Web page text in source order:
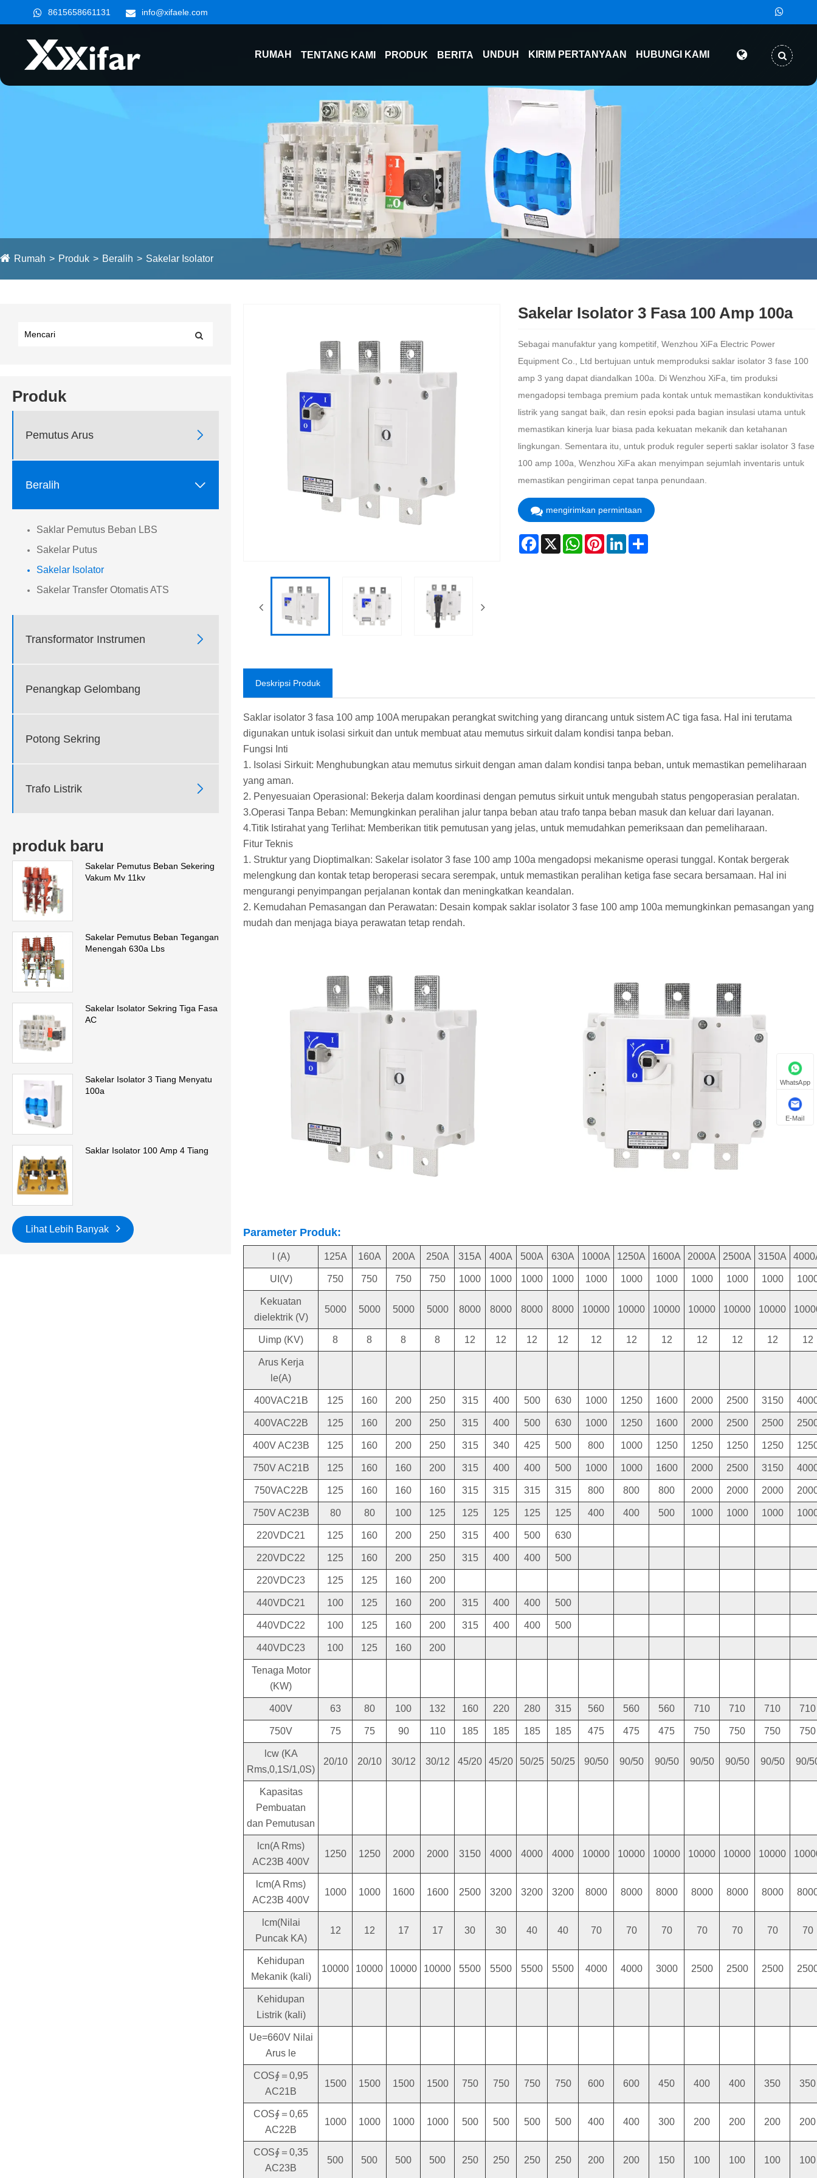
8615658661131 info@xifaele.com
RUMAH TENTANG KAMI PRODUK BERITA UNDUH KIRIM PERTANYAAN HUBUNGI KAMI
Rumah Produk Beralih Sakelar Isolator
Produk
Pemutus Arus 
Beralih 
Saklar Pemutus Beban LBS
Sakelar Putus
Sakelar Isolator
Sakelar Transfer Otomatis ATS
Transformator Instrumen 
Penangkap Gelombang
Potong Sekring
Trafo Listrik 
produk baru
Sakelar Pemutus Beban Sekering
Vakum Mv 11kv
Sakelar Pemutus Beban Tegangan
Menengah 630a Lbs
Sakelar Isolator Sekring Tiga Fasa
AC
Sakelar Isolator 3 Tiang Menyatu
100a
Saklar Isolator 100 Amp 4 Tiang
Lihat Lebih Banyak
Sakelar Isolator 3 Fasa 100 Amp 100a
Sebagai manufaktur yang kompetitif, Wenzhou XiFa Electric Power
Equipment Co., Ltd bertujuan untuk memproduksi saklar isolator 3 fase 100
amp 3 yang dapat diandalkan 100a. Di Wenzhou XiFa, tim produksi
mengadopsi tembaga premium pada kontak untuk memastikan konduktivitas
listrik yang sangat baik, dan resin epoksi pada bagian insulasi utama untuk
memastikan kinerja luar biasa pada kekuatan mekanik dan ketahanan
lingkungan. Sementara itu, untuk produk reguler seperti saklar isolator 3 fase
100 amp 100a, Wenzhou XiFa akan menyimpan sejumlah inventaris untuk
memastikan pengiriman cepat tanpa penundaan.
mengirimkan permintaan
Facebook
X WhatsAppPinterestLinkedInShare
Deskripsi Produk
Saklar isolator 3 fasa 100 amp 100A merupakan perangkat switching yang dirancang untuk sistem AC tiga fasa. Hal ini terutama
digunakan untuk isolasi sirkuit dan untuk membuat atau memutus sirkuit dalam kondisi tanpa beban.
Fungsi Inti
1. Isolasi Sirkuit: Menghubungkan atau memutus sirkuit dengan aman dalam kondisi tanpa beban, untuk memastikan pemeliharaan
yang aman.
2. Penyesuaian Operasional: Bekerja dalam koordinasi dengan pemutus sirkuit untuk mengubah status pengoperasian peralatan.
3.Operasi Tanpa Beban: Memungkinkan peralihan jalur tanpa beban atau trafo tanpa beban masuk dan keluar dari layanan.
4.Titik Istirahat yang Terlihat: Memberikan titik pemutusan yang jelas, untuk memudahkan pemeriksaan dan pemeliharaan.
Fitur Teknis
1. Struktur yang Dioptimalkan: Sakelar isolator 3 fase 100 amp 100a mengadopsi mekanisme operasi tunggal. Kontak bergerak
melengkung dan kontak tetap beroperasi secara serempak, untuk memastikan peralihan ketiga fase secara bersamaan. Hal ini
mengurangi penyimpangan perjalanan kontak dan meningkatkan keandalan.
2. Kemudahan Pemasangan dan Perawatan: Desain kompak saklar isolator 3 fase 100 amp 100a memungkinkan pemasangan yang
mudah dan menjaga biaya perawatan tetap rendah.
Parameter Produk:
l (A) 125A 160A 200A 250A 315A 400A 500A 630A 1000A 1250A 1600A 2000A 2500A 3150A
UI(V) 750 750 750 750 1000 1000 1000 1000 1000 1000 1000 1000 1000 1000
Kekuatan
dielektrik (V)
5000 5000 5000 5000 8000 8000 8000 8000 10000 10000 10000 10000 10000 10000
Uimp (KV) 8 8 8 8 12 12 12 12 12 12 12 12 12 12 12
Arus Kerja
le(A)
400VAC21B 125 160 200 250 315 400 500 630 1000 1250 1600 2000 2500 3150
400VAC22B 125 160 200 250 315 400 500 630 1000 1250 1600 2000 2500 2500
400V AC23B 125 160 200 250 315 340 425 500 800 1000 1250 1250 1250 1250
750V AC21B 125 160 160 200 315 400 400 500 1000 1000 1600 2000 2500 3150
750VAC22B 125 160 160 160 315 315 315 315 800 800 800 2000 2000 2000
750V AC23B 80 80 100 125 125 125 125 125 400 400 500 1000 1000 1000
220VDC21 125 160 200 250 315 400 500 630
220VDC22 125 160 200 250 315 400 400 500
220VDC23 125 125 160 200
440VDC21 100 125 160 200 315 400 400 500
440VDC22 100 125 160 200 315 400 400 500
440VDC23 100 125 160 200
Tenaga Motor
(KW)
400V 63 80 100 132 160 220 280 315 560 560 560 710 710 710 710
750V 75 75 90 110 185 185 185 185 475 475 475 750 750 750 750
lcw (KA
Rms,0,1S/1,0S)
20/10 20/10 30/12 30/12 45/20 45/20 50/25 50/25 90/50 90/50 90/50 90/50 90/50 90/50 90/
Kapasitas
Pembuatan
dan Pemutusan
lcn(A Rms)
AC23B 400V
1250 1250 2000 2000 3150 4000 4000 4000 10000 10000 10000 10000 10000 10000
lcm(A Rms)
AC23B 400V
1000 1000 1600 1600 2500 3200 3200 3200 8000 8000 8000 8000 8000 8000
lcm(Nilai
Puncak KA)
12 12 17 17 30 30 40 40 70 70 70 70 70 70 70
Kehidupan
Mekanik (kali)
10000 10000 10000 10000 5500 5500 5500 5500 4000 4000 3000 2500 2500 2500
Kehidupan
Listrik (kali)
Ue=660V Nilai
Arus le
COS∮＝0,95
AC21B
1500 1500 1500 1500 750 750 750 750 600 600 450 400 400 350 350
COS∮＝0,65
AC22B
1000 1000 1000 1000 500 500 500 500 400 400 300 200 200 200 200
COS∮＝0,35
AC23B
500 500 500 500 250 250 250 250 200 200 150 100 100 100 100
WhatsApp
E-Mail